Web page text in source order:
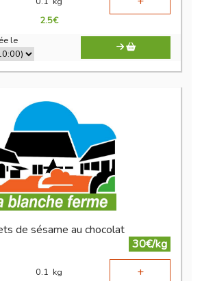
2.5€
le
de sésame au chocolat
30€/kg
0.1 kg +